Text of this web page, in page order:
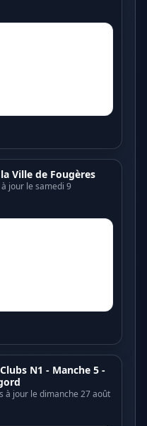
Ville de Fougères
jour le samedi 9
N1 - Manche 5 -
à jour le dimanche 27 août